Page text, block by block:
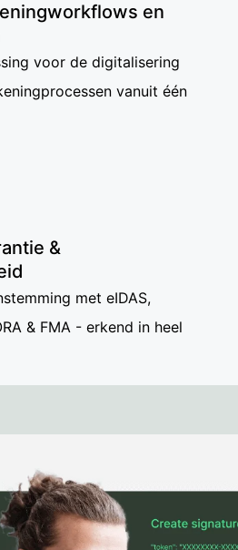
en
voor de digitalisering
vanuit één
&
met eIDAS,
& FMA - erkend in heel